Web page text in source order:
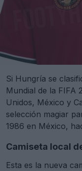
Si Hungría se
Mundial de la FIFA
Unidos, México y
selección magiar
1986 en México,
Camiseta local
Esta es la nueva